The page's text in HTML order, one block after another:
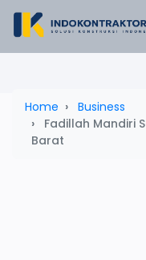
Home
Business
Fadillah Mandiri
Barat